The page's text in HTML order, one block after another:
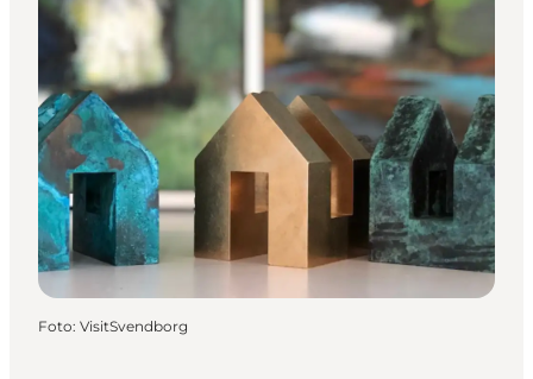
Inspiration
Vandreruter
Planlægning
Foto: VisitSvendborg